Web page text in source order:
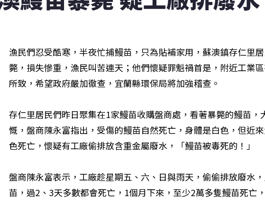
漁民們忍受酷寒，半夜忙捕鰻苗，只為貼補家用，蘇澳鎮存仁里
斃，損失慘重，漁民叫苦連天；他們懷疑罪魁禍首是，附近工業
所致，希望政府嚴加徹查，宜蘭縣環保局將加強稽查。
存仁里居民們昨日聚集在1家鰻苗收購盤商處，看著暴斃的鰻苗，
慨，盤商陳永富指出，受傷的鰻苗自然死亡，身體是白色，但近
色死亡，懷疑有工廠偷排放含重金屬廢水，「鰻苗被毒死的！」
盤商陳永富表示，工廠趁星期五、六、日與雨天，偷偷排放廢水
苗，過2、3天多數都會死亡，1個月下來，至少2萬多隻鰻苗死亡